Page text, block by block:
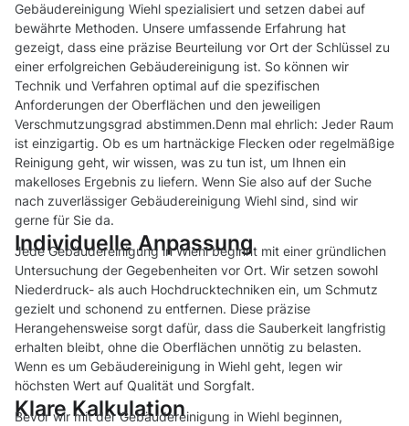
Gebäudereinigung Wiehl spezialisiert und setzen dabei auf
bewährte Methoden. Unsere umfassende Erfahrung hat
gezeigt, dass eine präzise Beurteilung vor Ort der Schlüssel zu
einer erfolgreichen Gebäudereinigung ist. So können wir
Technik und Verfahren optimal auf die spezifischen
Anforderungen der Oberflächen und den jeweiligen
Verschmutzungsgrad abstimmen.Denn mal ehrlich: Jeder Raum
ist einzigartig. Ob es um hartnäckige Flecken oder regelmäßige
Reinigung geht, wir wissen, was zu tun ist, um Ihnen ein
makelloses Ergebnis zu liefern. Wenn Sie also auf der Suche
nach zuverlässiger Gebäudereinigung Wiehl sind, sind wir
gerne für Sie da.
Individuelle Anpassung
Jede Gebäudereinigung in Wiehl beginnt mit einer gründlichen
Untersuchung der Gegebenheiten vor Ort. Wir setzen sowohl
Niederdruck- als auch Hochdrucktechniken ein, um Schmutz
gezielt und schonend zu entfernen. Diese präzise
Herangehensweise sorgt dafür, dass die Sauberkeit langfristig
erhalten bleibt, ohne die Oberflächen unnötig zu belasten.
Wenn es um Gebäudereinigung in Wiehl geht, legen wir
höchsten Wert auf Qualität und Sorgfalt.
Klare Kalkulation
Bevor wir mit der Gebäudereinigung in Wiehl beginnen,